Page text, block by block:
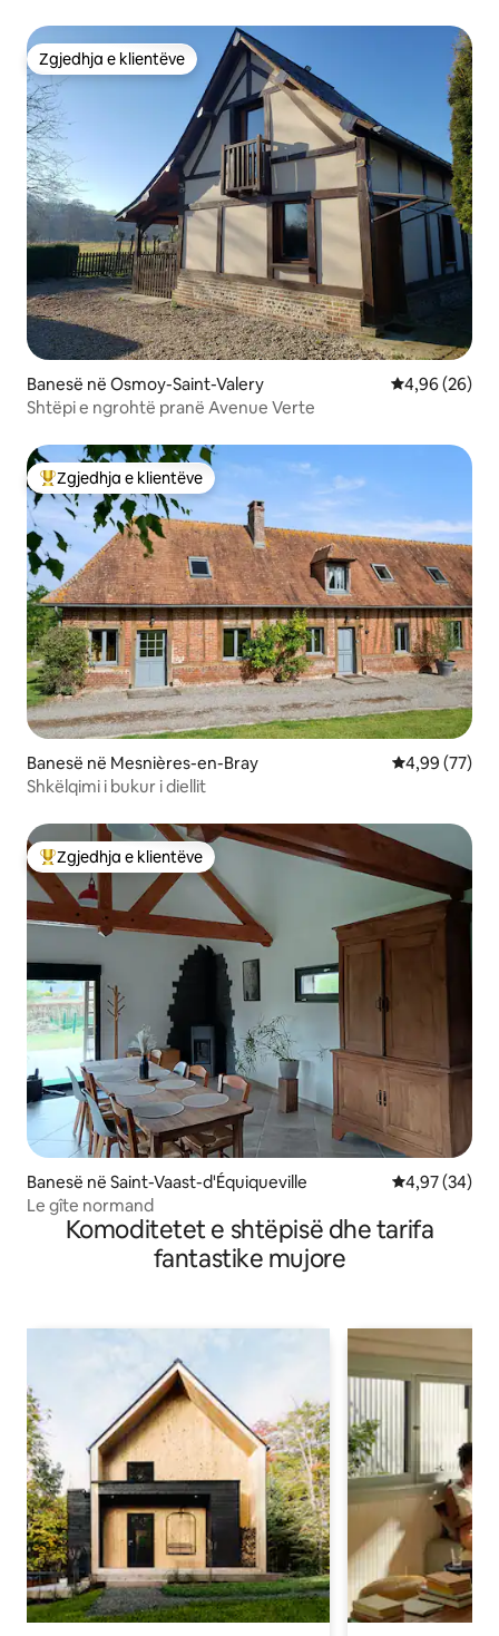
Zgjedhja e klientëve
Zgjedhja e klientëve
Banesë në Osmoy-Saint-Valery Vlerësimi
4,96 (26)
Shtëpi e ngrohtë pranë Avenue Verte
Më të mirat e zgjedhjeve të klientëve
Zgjedhja e klientëve
Banesë në Mesnières-en-Bray Vlerësimi
4,99 (77)
Shkëlqimi i bukur i diellit
Më të mirat e zgjedhjeve të klientëve
Zgjedhja e klientëve
Banesë në Saint-Vaast-d'Équiqueville Vlerësimi
4,97 (34)
Le gîte normand
Komoditetet e shtëpisë dhe tarifa
fantastike mujore